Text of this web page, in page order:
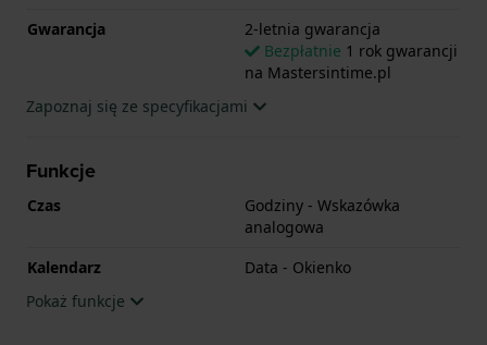
Gwarancja
2-letnia gwarancja
Bezpłatnie 1 rok gwarancji
na Mastersintime.pl
Zapoznaj się ze specyfikacjami
Funkcje
Czas
Godziny - Wskazówka
analogowa
Kalendarz
Data - Okienko
Pokaż funkcje